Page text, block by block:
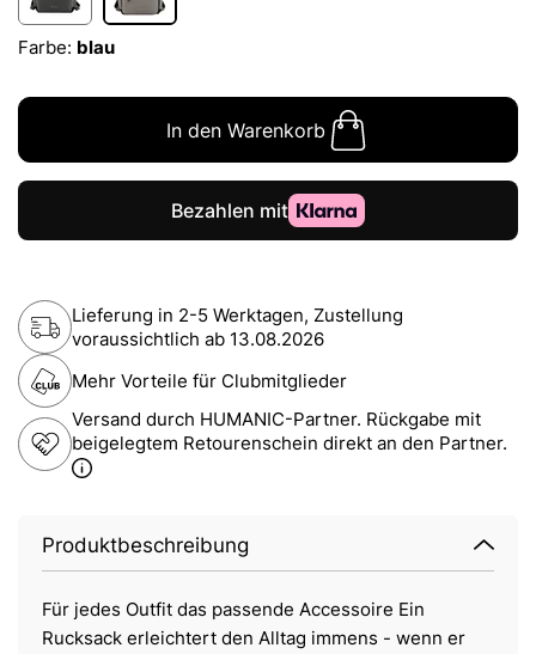
Farbe: blau
In den Warenkorb
Lieferung in 2-5 Werktagen, Zustellung
voraussichtlich ab 13.08.2026
Mehr Vorteile für Clubmitglieder
Versand durch HUMANIC-Partner. Rückgabe mit
beigelegtem Retourenschein direkt an den Partner.
Produktbeschreibung
Für jedes Outfit das passende Accessoire Ein
Rucksack erleichtert den Alltag immens - wenn er